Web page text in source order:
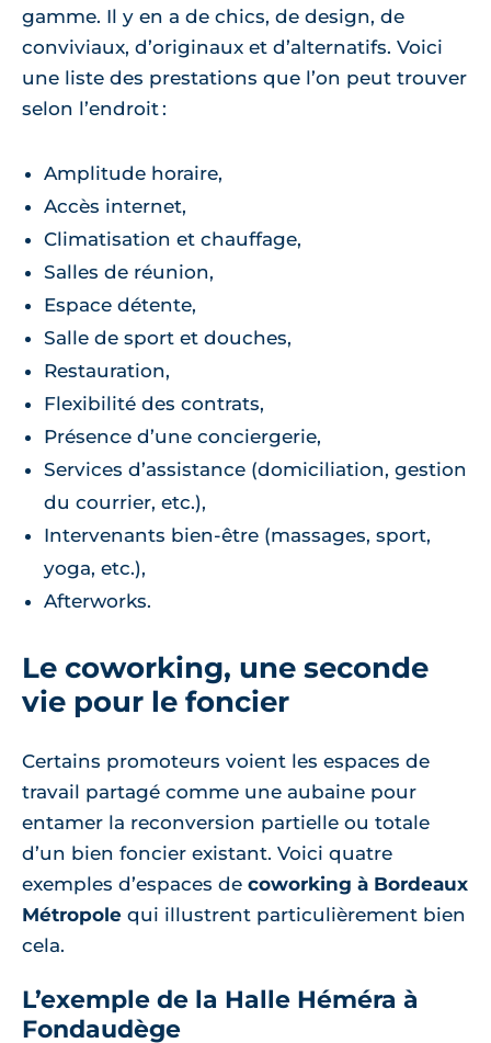
gamme. Il y en a de chics, de design, de
conviviaux, d’originaux et d’alternatifs. Voici
une liste des prestations que l’on peut trouver
selon l’endroit :
Amplitude horaire,
Accès internet,
Climatisation et chauffage,
Salles de réunion,
Espace détente,
Salle de sport et douches,
Restauration,
Flexibilité des contrats,
Présence d’une conciergerie,
Services d’assistance (domiciliation, gestion
du courrier, etc.),
Intervenants bien-être (massages, sport,
yoga, etc.),
Afterworks.
Le coworking, une seconde
vie pour le foncier
Certains promoteurs voient les espaces de
travail partagé comme une aubaine pour
entamer la reconversion partielle ou totale
d’un bien foncier existant. Voici quatre
exemples d’espaces de coworking à Bordeaux
Métropole qui illustrent particulièrement bien
cela.
L’exemple de la Halle Héméra à
Fondaudège